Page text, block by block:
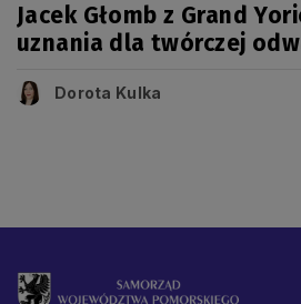
Jacek Głomb z Grand
uznania dla twórczej
Dorota Kulka